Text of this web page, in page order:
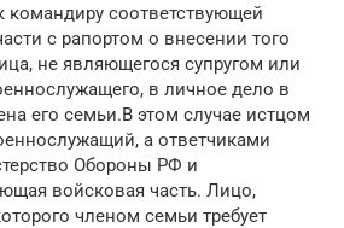
командиру соответствующей
с рапортом о внесении того
не являющегося супругом или
в личное дело в
его семьи.В этом случае истцом
а ответчиками
Обороны РФ и
войсковая часть. Лицо,
членом семьи требует